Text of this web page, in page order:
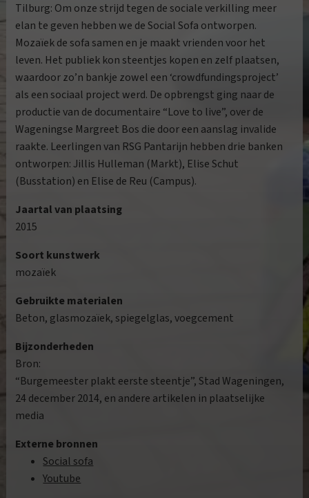
Tilburg: Om onze strijd tegen de sociale verkilling meer
elan te geven hebben we de Social Sofa ontworpen.
Mozaïek de sofa samen en je maakt vrienden voor het
leven. Het publiek kon steentjes kopen en zelf plaatsen,
waardoor zo’n bankje zowel een ‘crowdfundingsproject’
als een sociaal project werd. De opbrengst ging naar de
productie van de documentaire “Love to live”, over de
Wageningse Margreet Bos die door een aanslag invalide
raakte. Leerlingen van RSG Pantarijn hebben drie banken
ontworpen: Jillis Hulleman (Markt), Elise Schut
(Busstation) en Elise de Reu (Campus).
Jaartal van plaatsing
2015
Soort kunstwerk
mozaïek
Gebruikte materialen
Beton, glasmozaïek, spiegelglas, voegcement
Bijzonderheden
Bron:
“Burgemeester plakt eerste steentje”, Stad Wageningen,
24 december 2014, en andere artikelen in plaatselijke
media
Externe bronnen
Social sofa
Youtube